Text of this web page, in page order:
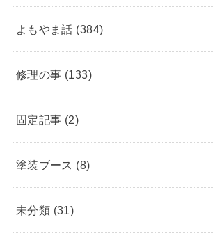
よもやま話 (384)
修理の事 (133)
固定記事 (2)
塗装ブース (8)
未分類 (31)